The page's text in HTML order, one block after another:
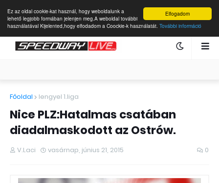
Elfogadom
Ez az oldal cookie-kat használ, hogy weboldalunk a
lehető legjobb formában jelenjen meg.A weboldal további
használatával Kijelented,hogy elfodadom a Coockie-k használatát. További információ
Főoldal lengyel 1.liga
Nice PLZ:Hatalmas csatában
diadalmaskodott az Ostrów.
V.Laci vasárnap, június 21, 2015 0